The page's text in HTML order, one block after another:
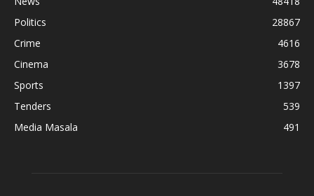
Politics
28867
Crime
4616
Cinema
3678
Sports
1397
Tenders
539
Media Masala
491